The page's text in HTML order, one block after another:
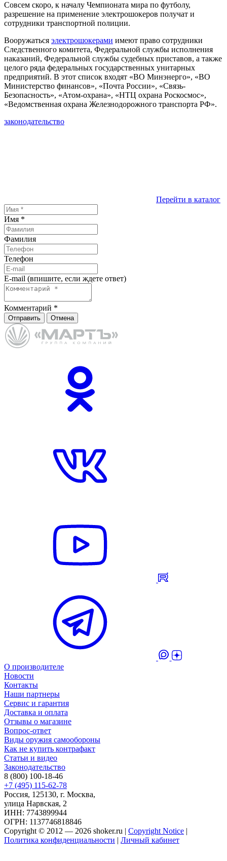
Совсем скоро, к началу Чемпионата мира по футболу,
разрешение на применение электрошокеров получат и
сотрудники транспортной полиции.
Вооружаться электрошокерами имеют право сотрудники
Следственного комитета, Федеральной службы исполнения
наказаний, Федеральной службы судебных приставов, а также
целого ряда федеральных государственных унитарных
предприятий. В этот список входят «ВО Минэнерго», «ВО
Министерство финансов», «Почта России», «Связь-
Безопасность», «Атом-охрана», «НТЦ охрана Роскосмос»,
«Ведомственная охрана Железнодорожного транспорта РФ».
законодательство
Перейти в каталог
Имя *
Фамилия
Телефон
E-mail (впишите, если ждете ответ)
Комментарий *
Отправить Отмена
О производителе
Новости
Контакты
Наши партнеры
Сервис и гарантия
Доставка и оплата
Отзывы о магазине
Вопрос-ответ
Виды оружия самообороны
Как не купить контрафакт
Статьи и видео
Законодательство
8 (800) 100-18-46
+7 (495) 115-62-78
Россия, 125130, г. Москва,
улица Нарвская, 2
ИНН: 7743899944
ОГРН: 1137746818846
Copyright © 2012 — 2026 shoker.ru | Copyright Notice |
Политика конфиденциальности | Личный кабинет